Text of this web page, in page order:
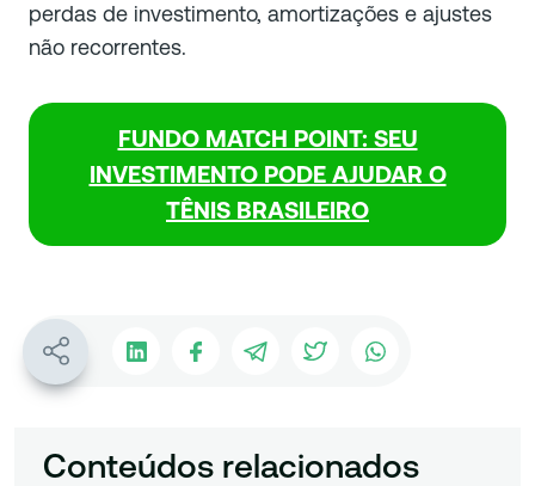
perdas de investimento, amortizações e ajustes
não recorrentes.
FUNDO MATCH POINT: SEU
INVESTIMENTO PODE AJUDAR O
TÊNIS BRASILEIRO
Conteúdos relacionados